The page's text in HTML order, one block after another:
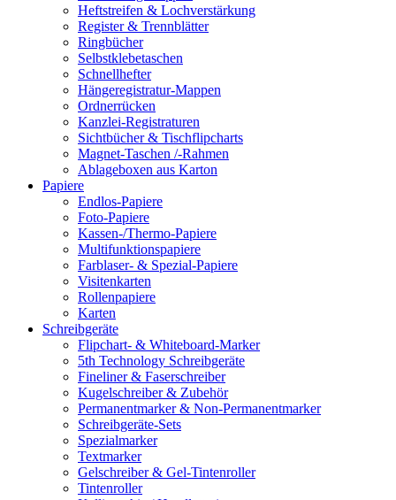
Heftstreifen & Lochverstärkung
Register & Trennblätter
Ringbücher
Selbstklebetaschen
Schnellhefter
Hängeregistratur-Mappen
Ordnerrücken
Kanzlei-Registraturen
Sichtbücher & Tischflipcharts
Magnet-Taschen /-Rahmen
Ablageboxen aus Karton
Papiere
Endlos-Papiere
Foto-Papiere
Kassen-/Thermo-Papiere
Multifunktionspapiere
Farblaser- & Spezial-Papiere
Visitenkarten
Rollenpapiere
Karten
Schreibgeräte
Flipchart- & Whiteboard-Marker
5th Technology Schreibgeräte
Fineliner & Faserschreiber
Kugelschreiber & Zubehör
Permanentmarker & Non-Permanentmarker
Schreibgeräte-Sets
Spezialmarker
Textmarker
Gelschreiber & Gel-Tintenroller
Tintenroller